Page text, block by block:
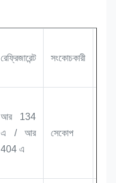
রেফ্রিজারেন্ট সংকোচকারী
আর 134
এ / আর
404 এ
সেকোপ